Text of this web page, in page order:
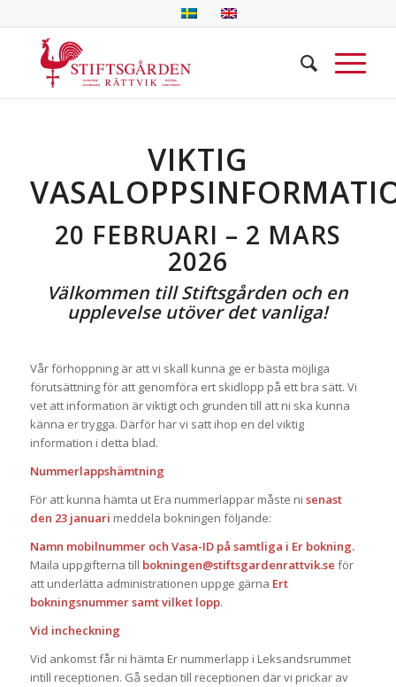
VIKTIG
20 FEBRUARI – 2 MARS
2026
Välkommen till Stiftsgården och en
upplevelse utöver det vanliga!
Vår förhoppning är att vi skall kunna ge er bästa möjliga
förutsättning för att genomföra ert skidlopp på ett bra sätt. Vi
vet att information är viktigt och grunden till att ni ska kunna
känna er trygga. Därför har vi satt ihop en del viktig
information i detta blad.
Nummerlappshämtning
För att kunna hämta ut Era nummerlappar måste ni senast
den 23 januari meddela bokningen följande:
Namn mobilnummer och Vasa-ID på samtliga i Er bokning.
Maila uppgifterna till bokningen@stiftsgardenrattvik.se för
att underlätta administrationen uppge gärna Ert
bokningsnummer samt vilket lopp.
Vid incheckning
Vid ankomst får ni hämta Er nummerlapp i Leksandsrummet
intill receptionen. Gå sedan till receptionen där vi prickar av